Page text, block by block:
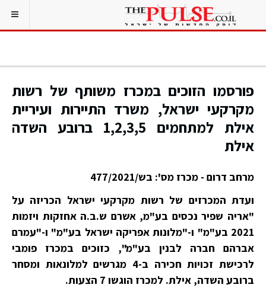
פורסמו הזוכים במכרז משותף של רשות
מקרקעי ישראל, משרד התיירות ועיריית
אילת למתחמים 1,2,3,5 ברובע השדה
אילת
מרחב דרום - מכרז מס': בש/477/2021
ועדת המכרזים של רשות מקרקעי ישראל הכריזה על
"אריה שפיר נכסים בע"מ, אשרם ש.ב.ה אחזקות ויזמות
2021 בע"מ" ו-"מלונות אפריקה ישראל בע"מ" ו-"עמרם
אברהם חברה לבנין בע"מ", כזוכים במכרז פומבי
לרכישת זכויות חכירה ב-4 מגרשים למלונאות ומסחר
ברובע השדה, אילת. למכרז הוגשו 7 הצעות.